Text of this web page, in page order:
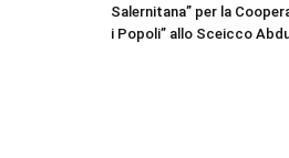
Salernitana” per la
i Popoli” allo Sceicco